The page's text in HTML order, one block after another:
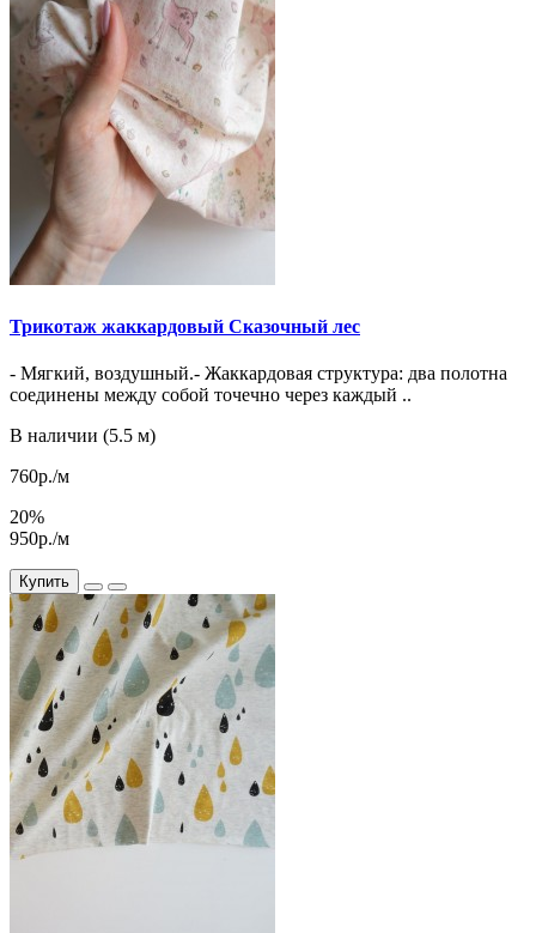
Трикотаж жаккардовый Сказочный лес
- Мягкий, воздушный.- Жаккардовая структура: два полотна
соединены между собой точечно через каждый ..
В наличии (5.5 м)
760р./м
20%
950р./м
Купить